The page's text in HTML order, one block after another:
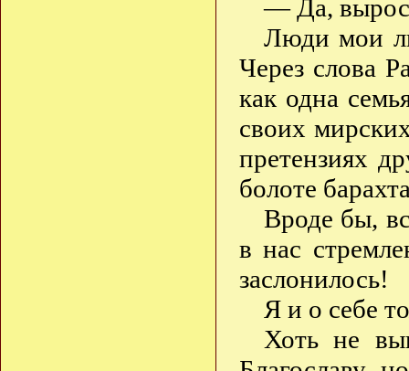
— Да,
Люди мои
Через слова
как одна
своих
претензиях
болоте
Вроде бы,
в нас
заслонилось!
Я и о себе
Хоть не